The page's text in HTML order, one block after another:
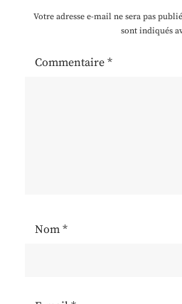
Votre adresse e-mail ne sera pas
sont indiqués
Commentaire *
Nom *